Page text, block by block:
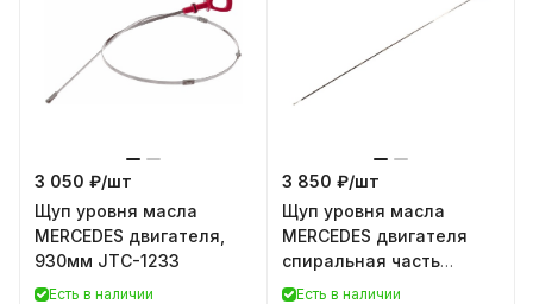
3 050 ₽/шт
Щуп уровня масла
MERCEDES двигателя,
930мм JTC-1233
Есть в наличии
3 850 ₽/шт
Щуп уровня масла
MERCEDES двигателя
спиральная часть
90град, 930мм JTC-1234
Есть в наличии